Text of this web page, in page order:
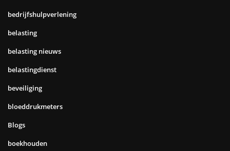
bedrijfshulpverlening
belasting
belasting nieuws
belastingdienst
beveiliging
bloeddrukmeters
Blogs
boekhouden